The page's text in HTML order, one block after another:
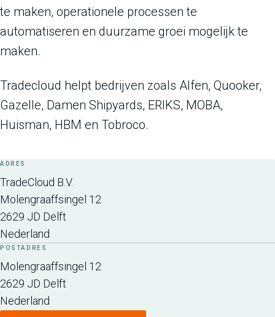
te maken, operationele processen te
automatiseren en duurzame groei mogelijk te
maken.
Tradecloud helpt bedrijven zoals Alfen, Quooker,
Gazelle, Damen Shipyards, ERIKS, MOBA,
Huisman, HBM en Tobroco.
ADRES
TradeCloud B.V.
Molengraaffsingel 12
2629 JD Delft
Nederland
POSTADRES
Molengraaffsingel 12
2629 JD Delft
Nederland